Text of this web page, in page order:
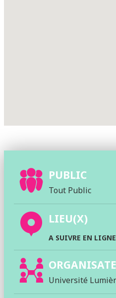
PUBLIC
Tout Public
LIEU(X)
A SUIVRE EN LIGNE
Université